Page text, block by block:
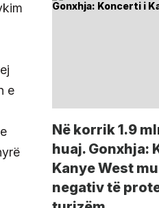
e
Në korrik 1.9
huaj. Gonxhja:
Kanye West
negativ të